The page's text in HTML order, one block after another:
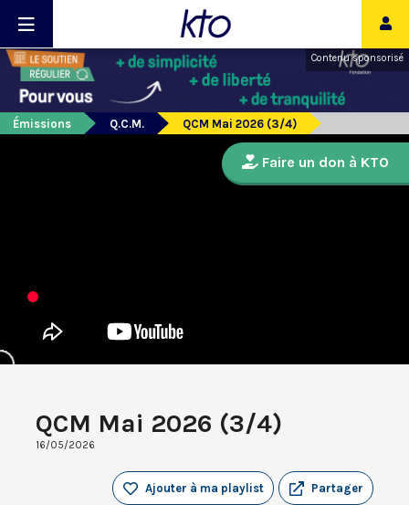
Contenu sponsorisé
Émissions Q.C.M. QCM Mai 2026 (3/4)
QCM Mai 2026 (3/4)
16/05/2026
Partager
Ajouter à ma playlist
Faire un don à KTO